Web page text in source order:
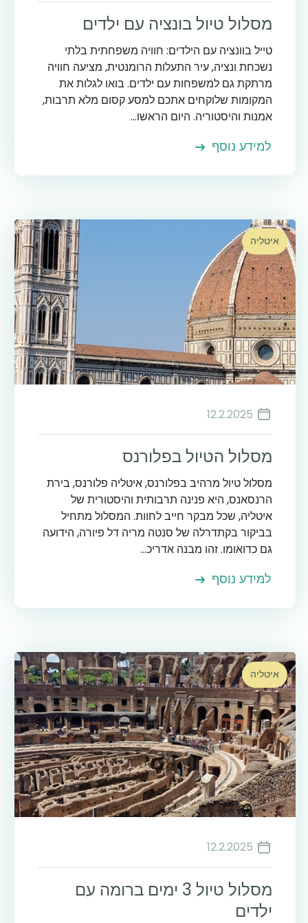
מסלול טיול בונציה עם ילדים
טייל בוונציה עם הילדים: חוויה משפחתית בלתי
נשכחת ונציה, עיר התעלות הרומנטית, מציעה חוויה
מרתקת גם למשפחות עם ילדים. בואו לגלות את
המקומות שלוקחים אתכם למסע קסום מלא תרבות,
אמנות והיסטוריה. היום הראשו...
למידע נוסף
איטליה
12.2.2025
מסלול הטיול בפלורנס
מסלול טיול מרהיב בפלורנס, איטליה פלורנס, בירת
הרנסאנס, היא פנינה תרבותית והיסטורית של
איטליה, שכל מבקר חייב לחוות. המסלול מתחיל
בביקור בקתדרלה של סנטה מריה דל פיורה, הידועה
גם כדואומו. זהו מבנה אדריכ...
למידע נוסף
איטליה
12.2.2025
מסלול טיול 3 ימים ברומה עם
ילדים